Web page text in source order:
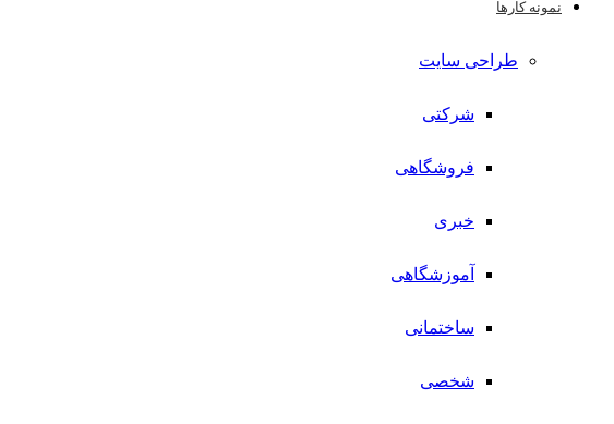
نمونه کارها
طراحی سایت
شرکتی
فروشگاهی
خبری
آموزشگاهی
ساختمانی
شخصی